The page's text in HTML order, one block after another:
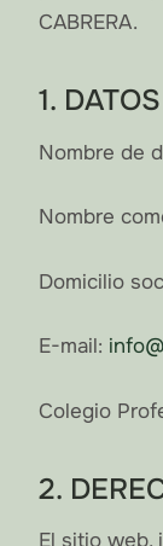
CABRERA.
1.
Nombre de
Nombre
Domicilio
E-mail:
Colegio
2.